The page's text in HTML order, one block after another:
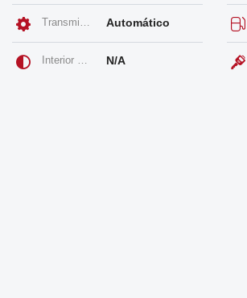
Transmission Automático
Interior Color N/A